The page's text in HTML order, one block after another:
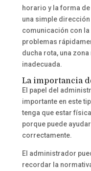
horario y la forma
una simple
comunicación con
problemas
ducha rota, una
inadecuada.
La importancia
El papel del
importante en este
tenga que estar
porque puede
correctamente.
El administrador
recordar la